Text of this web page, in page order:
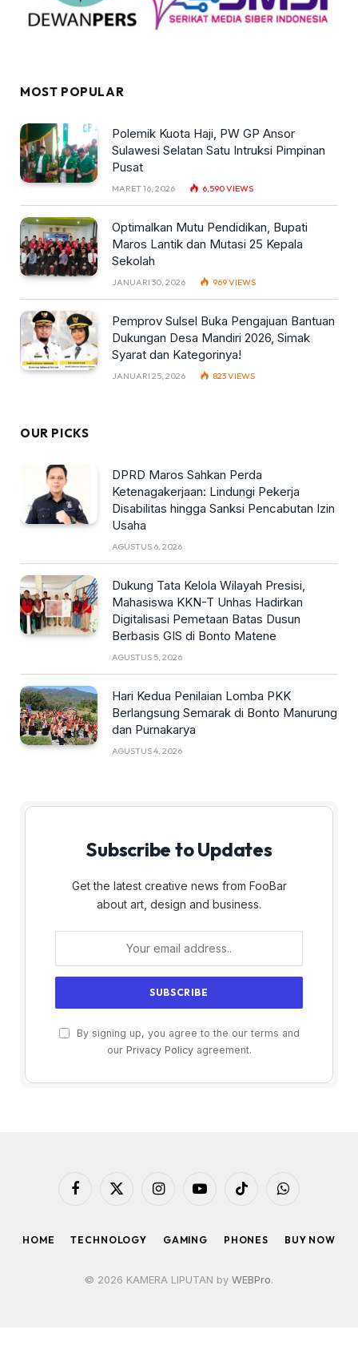
MOST POPULAR
Polemik Kuota Haji, PW GP Ansor
Sulawesi Selatan Satu Intruksi Pimpinan
Pusat
MARET 16, 2026 6,590VIEWS
Optimalkan Mutu Pendidikan, Bupati
Maros Lantik dan Mutasi 25 Kepala
Sekolah
JANUARI 30, 2026 969VIEWS
Pemprov Sulsel Buka Pengajuan Bantuan
Dukungan Desa Mandiri 2026, Simak
Syarat dan Kategorinya!
JANUARI 25, 2026 823VIEWS
OUR PICKS
DPRD Maros Sahkan Perda
Ketenagakerjaan: Lindungi Pekerja
Disabilitas hingga Sanksi Pencabutan Izin
Usaha
AGUSTUS 6, 2026
Dukung Tata Kelola Wilayah Presisi,
Mahasiswa KKN-T Unhas Hadirkan
Digitalisasi Pemetaan Batas Dusun
Berbasis GIS di Bonto Matene
AGUSTUS 5, 2026
Hari Kedua Penilaian Lomba PKK
Berlangsung Semarak di Bonto Manurung
dan Purnakarya
AGUSTUS 4, 2026
Subscribe to Updates
Get the latest creative news from FooBar
about art, design and business.
By signing up, you agree to the our terms and
our Privacy Policyagreement.
Facebook
X
InstagramYouTubeTikTok WhatsApp
HOME TECHNOLOGY GAMING PHONES BUY NOW
© 2026 KAMERA LIPUTAN by WEBPro.